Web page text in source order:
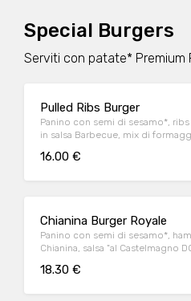
Special Burgers
Serviti con patate* Premium
Pulled Ribs Burger
Panino con semi di sesamo*, ribs
in salsa Barbecue, mix di
iceberg
16.00 €
Chianina Burger Royale
Panino con semi di sesamo*,
Chianina, salsa "al Castelmagno
condito (con salsa alla senape) e
18.30 €